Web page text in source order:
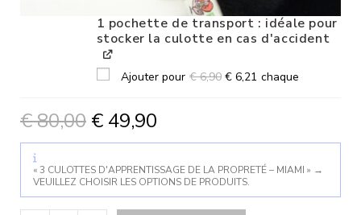
1 pochette de transport : idéale pour
stocker la culotte en cas d'accident
Ajouter pour €6,90 € 6,21 chaque
€80,00 € 49,90
« 3 CULOTTES D'APPRENTISSAGE DE LA PROPRETÉ – MIAMI » →
VEUILLEZ CHOISIR LES OPTIONS DE PRODUITS.